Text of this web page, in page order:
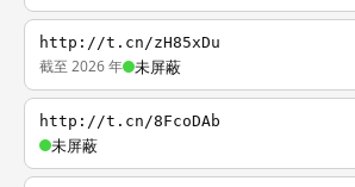
http://t.cn/zH85xDu
截至 2026 年 未屏蔽
http://t.cn/8FcoDAb
未屏蔽